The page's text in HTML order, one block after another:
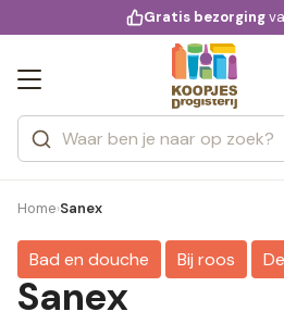
voor 20:00 uur
Gratis bezorging
Zoeken
Categorieën
Merken
Home›Sanex
Bad en douche Bij roos
Sanex